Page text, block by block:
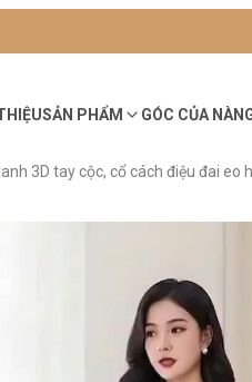
SẢN PHẨM GÓC CỦA
3D tay cộc, cổ cách điệu đai eo